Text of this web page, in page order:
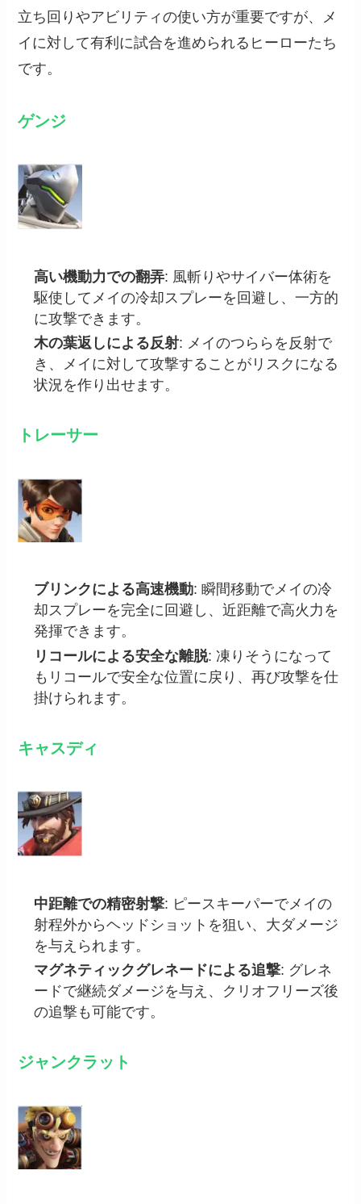
立ち回りやアビリティの使い方が重要ですが、メ
イに対して有利に試合を進められるヒーローたち
です。
ゲンジ
高い機動力での翻弄: 風斬りやサイバー体術を
駆使してメイの冷却スプレーを回避し、一方的
に攻撃できます。
木の葉返しによる反射: メイのつららを反射で
き、メイに対して攻撃することがリスクになる
状況を作り出せます。
トレーサー
ブリンクによる高速機動: 瞬間移動でメイの冷
却スプレーを完全に回避し、近距離で高火力を
発揮できます。
リコールによる安全な離脱: 凍りそうになって
もリコールで安全な位置に戻り、再び攻撃を仕
掛けられます。
キャスディ
中距離での精密射撃: ピースキーパーでメイの
射程外からヘッドショットを狙い、大ダメージ
を与えられます。
マグネティックグレネードによる追撃: グレネ
ードで継続ダメージを与え、クリオフリーズ後
の追撃も可能です。
ジャンクラット